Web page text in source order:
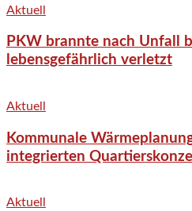
Aktuell
PKW brannte nach Unfall
lebensgefährlich verletzt
Aktuell
Kommunale
integrierten
Aktuell